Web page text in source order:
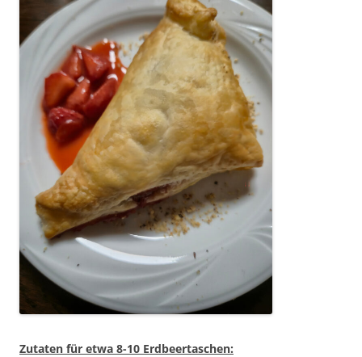
Zutaten für etwa 8-10 Erdbeertaschen: